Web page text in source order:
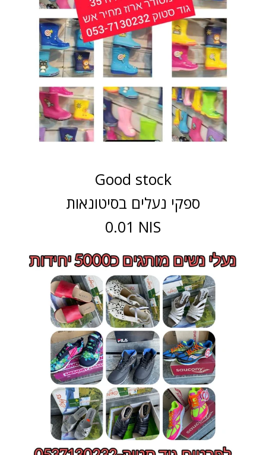
Good stock
ספקי נעלים בסיטונאות
0.01 NIS